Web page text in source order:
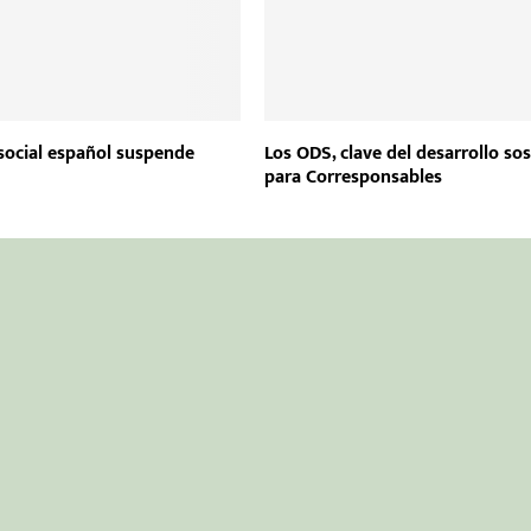
español suspende Los ODS, clave del desarrollo
para Corresponsables